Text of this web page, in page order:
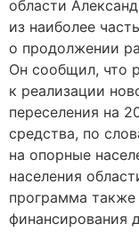
области
из наиболее
о продолжении
Он сообщил, что
к реализации
переселения на
средства, по
на опорные
населения
программа
финансирования